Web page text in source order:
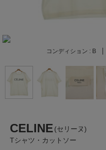
コンディション : B
CELINE (セリーヌ)
Tシャツ・カットソー